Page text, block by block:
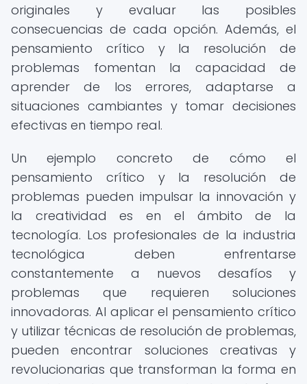
originales y evaluar las posibles
consecuencias de cada opción. Además, el
pensamiento crítico y la resolución de
problemas fomentan la capacidad de
aprender de los errores, adaptarse a
situaciones cambiantes y tomar decisiones
efectivas en tiempo real.
Un ejemplo concreto de cómo el
pensamiento crítico y la resolución de
problemas pueden impulsar la innovación y
la creatividad es en el ámbito de la
tecnología. Los profesionales de la industria
tecnológica deben enfrentarse
constantemente a nuevos desafíos y
problemas que requieren soluciones
innovadoras. Al aplicar el pensamiento crítico
y utilizar técnicas de resolución de problemas,
pueden encontrar soluciones creativas y
revolucionarias que transforman la forma en